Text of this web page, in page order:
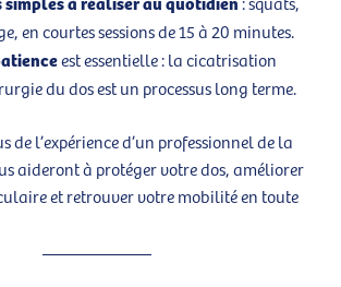
en courtes sessions de 15 à 20 minutes.
est essentielle : la cicatrisation
du dos est un processus long terme.
de l’expérience d’un professionnel de la
aideront à protéger votre dos, améliorer
et retrouver votre mobilité en toute